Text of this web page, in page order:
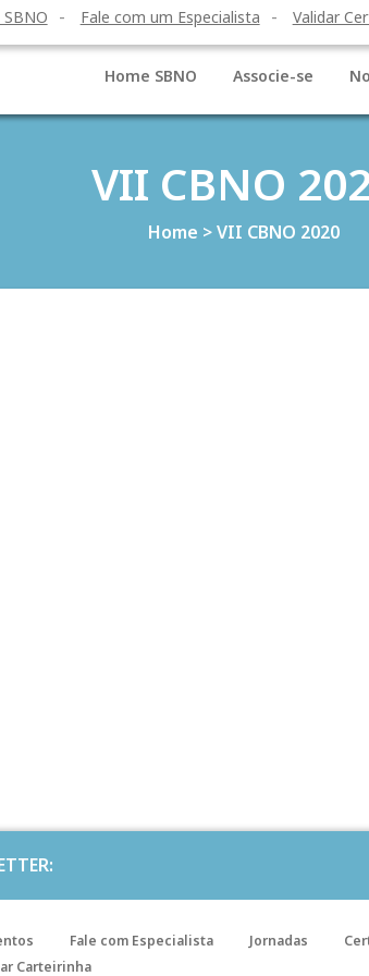
Fale com um Especialista Validar
Home SBNO Associe-se
VII CBNO
Home >VII CBNO 2020
Fale com Especialista Jornadas
Carteirinha